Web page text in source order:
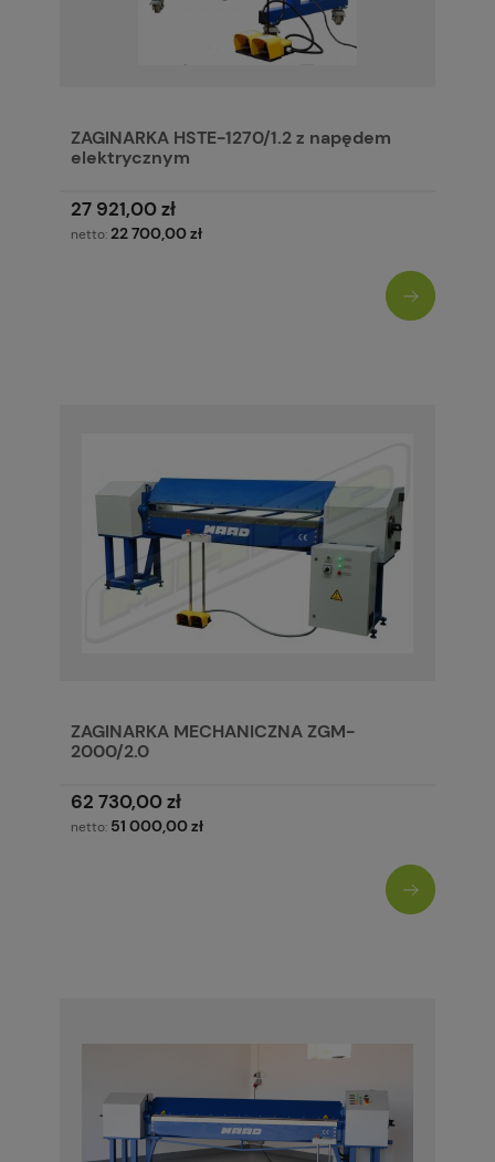
ZAGINARKA HSTE-1270/1.2 z napędem
elektrycznym
27 921,00 zł
netto: 22 700,00 zł
ZAGINARKA MECHANICZNA ZGM-
2000/2.0
62 730,00 zł
netto: 51 000,00 zł